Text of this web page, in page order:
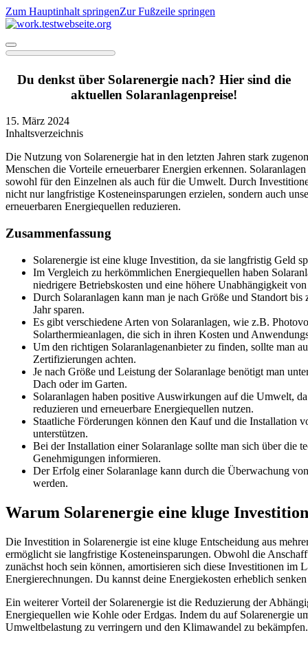
Zum Hauptinhalt springenZur Fußzeile springen
Du denkst über Solarenergie nach? Hier sind die
aktuellen Solaranlagenpreise!
15. März 2024
Inhaltsverzeichnis
Die Nutzung von Solarenergie hat in den letzten Jahren stark
Menschen die Vorteile erneuerbarer Energien erkennen.
sowohl für den Einzelnen als auch für die Umwelt. Durch
nicht nur langfristige Kosteneinsparungen erzielen, sondern auch
erneuerbaren Energiequellen reduzieren.
Zusammenfassung
Solarenergie ist eine kluge Investition, da sie langfristig Geld
Im Vergleich zu herkömmlichen Energiequellen haben
niedrigere Betriebskosten und eine höhere Unabhängigkeit
Durch Solaranlagen kann man je nach Größe und Standort bis
Jahr sparen.
Es gibt verschiedene Arten von Solaranlagen, wie z.B.
Solarthermieanlagen, die sich in ihren Kosten und
Um den richtigen Solaranlagenanbieter zu finden, sollte man
Zertifizierungen achten.
Je nach Größe und Leistung der Solaranlage benötigt man
Dach oder im Garten.
Solaranlagen haben positive Auswirkungen auf die Umwelt,
reduzieren und erneuerbare Energiequellen nutzen.
Staatliche Förderungen können den Kauf und die Installation
unterstützen.
Bei der Installation einer Solaranlage sollte man sich über die
Genehmigungen informieren.
Der Erfolg einer Solaranlage kann durch die Überwachung
werden.
Warum Solarenergie eine kluge
Die Investition in Solarenergie ist eine kluge Entscheidung aus
ermöglicht sie langfristige Kosteneinsparungen. Obwohl die
zunächst hoch sein können, amortisieren sich diese Investitionen im
Energierechnungen. Du kannst deine Energiekosten erheblich
Ein weiterer Vorteil der Solarenergie ist die Reduzierung der
Energiequellen wie Kohle oder Erdgas. Indem du auf Solarenergie
Umweltbelastung zu verringern und den Klimawandel zu bekämpfen.